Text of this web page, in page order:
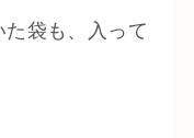
袋も、入って